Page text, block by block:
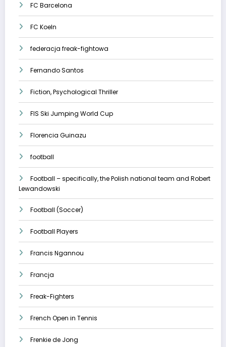
FC Barcelona
FC Koeln
federacja freak-fightowa
Fernando Santos
Fiction, Psychological Thriller
FIS Ski Jumping World Cup
Florencia Guinazu
football
Football – specifically, the Polish national team and Robert
Lewandowski
Football (Soccer)
Football Players
Francis Ngannou
Francja
Freak-Fighters
French Open in Tennis
Frenkie de Jong